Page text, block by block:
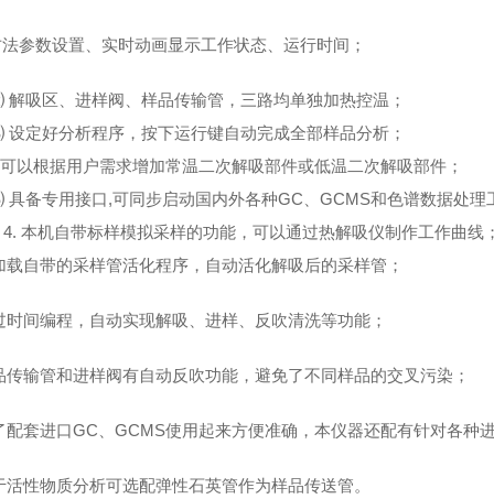
参数设置、实时动画显示工作状态、运行时间；
吸区、进样阀、样品传输管，三路均单独加热控温；
定好分析程序，按下运行键自动完成全部样品分析；
可以根据用户需求增加常温二次解吸部件或低温二次解吸部件；
备专用接口,可同步启动国内外各种GC GCMS和色谱数据处理
4. 本机自带标样模拟采样的功能，可以通过热解吸仪制作工作曲线；
载自带的采样管活化程序，自动活化解吸后的采样管；
时间编程，自动实现解吸、进样、反吹清洗等功能；
传输管和进样阀有自动反吹功能，避免了不同样品的交叉污染；
配套进口GC GCMS使用起来方便准确，本仪器还配有针对各种
活性物质分析可选配弹性石英管作为样品传送管。